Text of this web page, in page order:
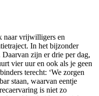
naar vrijwilligers en
In het bijzonder
zijn er drie per dag,
vier uur en ook als je geen
terecht: ‘We zorgen
staan, waarvan eentje
is niet zo